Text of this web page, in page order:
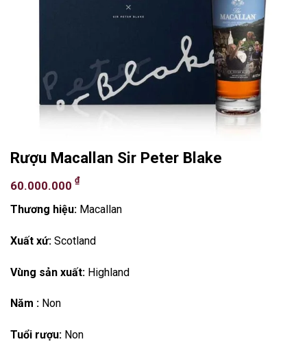
Rượu Macallan Sir Peter Blake
60.000.000 ₫
Thương hiệu: Macallan
Xuất xứ: Scotland
Vùng sản xuất: Highland
Năm : Non
Tuổi rượu: Non